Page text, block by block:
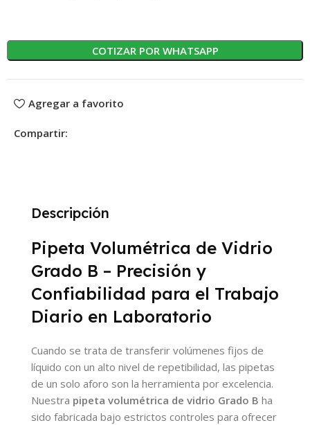
COTIZAR POR WHATSAPP
Agregar a favorito
Compartir:
Descripción
Pipeta Volumétrica de Vidrio
Grado B – Precisión y
Confiabilidad para el Trabajo
Diario en Laboratorio
Cuando se trata de transferir volúmenes fijos de
líquido con un alto nivel de repetibilidad, las pipetas
de un solo aforo son la herramienta por excelencia.
Nuestra pipeta volumétrica de vidrio Grado B ha
sido fabricada bajo estrictos controles para ofrecer